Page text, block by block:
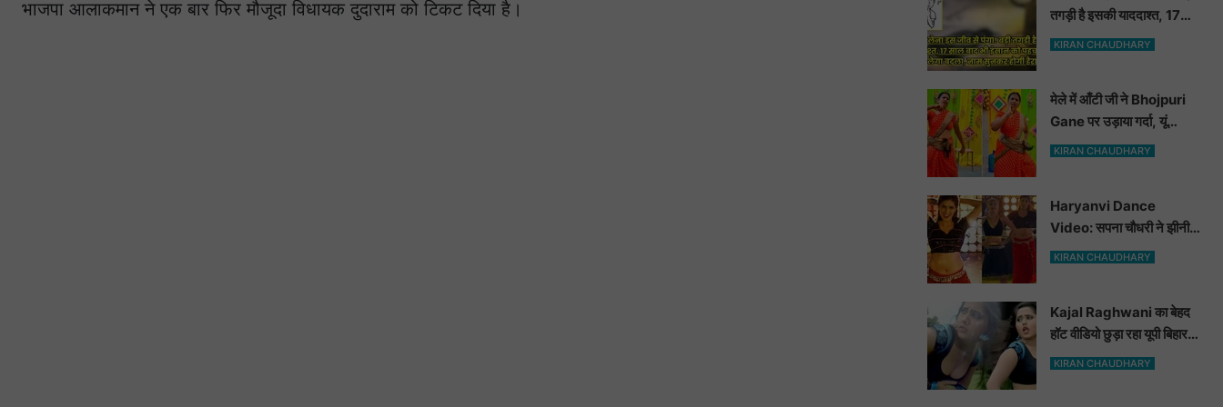
भाजपा आलाकमान ने एक बार फिर मौजूदा विधायक दुदाराम को टिकट दिया है।
तगड़ी है इसकी याददाश्त, 17
साल बाद भी इंसान को पहचानकर
KIRAN CHAUDHARY
मेले में आँटी जी ने Bhojpuri
Gane पर उड़ाया गर्दा, यूं
मटकाई कमर देख भोजपुरी
KIRAN CHAUDHARY
Haryanvi Dance
Video: सपना चौधरी ने झीनी
कुर्ती में जोबन हिलाकर कुँवारों को
KIRAN CHAUDHARY
Kajal Raghwani का बेहद
हॉट वीडियो छुड़ा रहा यूपी बिहार
वालों के पसीने, वीडियो देख आप
KIRAN CHAUDHARY